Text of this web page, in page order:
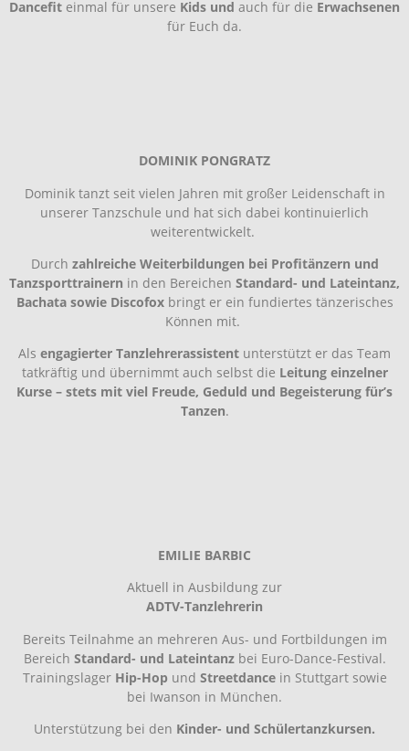
Dancefit einmal für unsere Kids und auch für die Erwachsenen
für Euch da.
DOMINIK PONGRATZ
Dominik tanzt seit vielen Jahren mit großer Leidenschaft in
unserer Tanzschule und hat sich dabei kontinuierlich
weiterentwickelt.
Durch zahlreiche Weiterbildungen bei Profitänzern und
Tanzsporttrainern in den Bereichen Standard- und Lateintanz,
Bachata sowie Discofoxbringt er ein fundiertes tänzerisches
Können mit.
Als engagierter Tanzlehrerassistent unterstützt er das Team
tatkräftig und übernimmt auch selbst die Leitung einzelner
Kurse – stets mit viel Freude, Geduld und Begeisterung für’s
Tanzen.
EMILIE BARBIC
Aktuell in Ausbildung zur
ADTV-Tanzlehrerin
Bereits Teilnahme an mehreren Aus- und Fortbildungen im
Bereich Standard- und Lateintanzbei Euro-Dance-Festival.
Trainingslager Hip-Hop und Streetdancein Stuttgart sowie
bei Iwanson in München.
Unterstützung bei den Kinder- und Schülertanzkursen.